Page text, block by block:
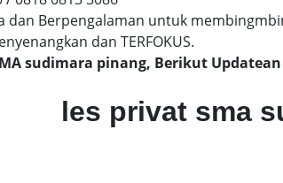
dan Berpengalaman untuk
dan TERFOKUS.
sudimara pinang, Berikut
les privat sma